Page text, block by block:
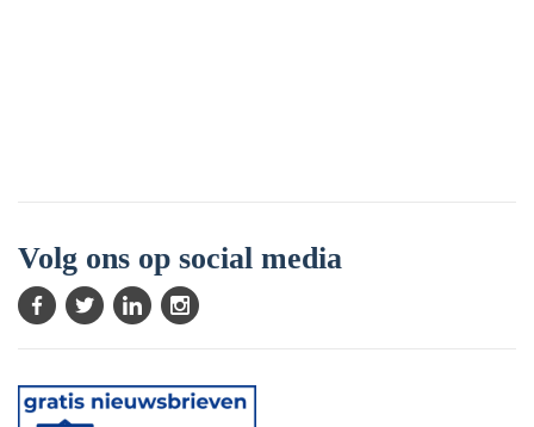
Volg ons op social media